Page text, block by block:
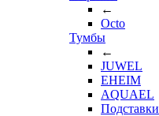
←
Octo
Тумбы
←
JUWEL
EHEIM
AQUAEL
Подставки